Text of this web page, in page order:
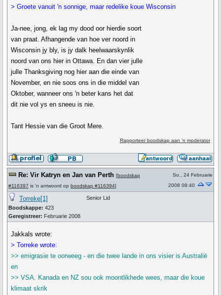
> Groete vanuit 'n sonnige, maar redelike koue Wisconsin
Ja-nee, jong, ek lag my dood oor hierdie soort
van praat. Afhangende van hoe ver noord in
Wisconsin jy bly, is jy dalk heelwaarskynlik
noord van ons hier in Ottawa. En dan vier julle
julle Thanksgiving nog hier aan die einde van
November, en nie soos ons in die middel van
Oktober, wanneer ons 'n beter kans het dat
dit nie vol ys en sneeu is nie.
Tant Hessie van die Groot Mere.
Rapporteer boodskap aan 'n moderator
Re: Vir Katryn en Jan van Perth [boodskap
#116397 is 'n antwoord op boodskap #116394]
So., 24 Februarie
2008 08:40
Torreke[1]
Boodskappe: 423
Geregistreer: Februarie 2008
Senior Lid
Jakkals wrote:
> Torreke wrote:
>> emigrasie te oorweeg - en die twee lande in ons visier is Australië
en
>> VSA. Kanada en NZ sou ook moontlikhede wees, maar die koue
klimaat skrik